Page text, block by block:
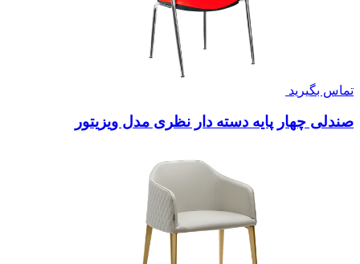
تماس بگیرید
صندلی چهار پایه دسته دار نظری مدل ویزیتور